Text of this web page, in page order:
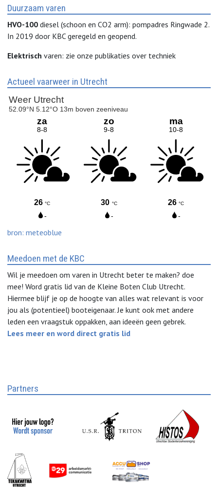
Duurzaam varen
HVO-100 diesel (schoon en CO2 arm): pompadres Ringwade 2.
In 2019 door KBC geregeld en geopend.
Elektrisch varen: zie onze publikaties over techniek
Actueel vaarweer in Utrecht
bron: meteoblue
Meedoen met de KBC
Wil je meedoen om varen in Utrecht beter te maken? doe
mee! Word gratis lid van de Kleine Boten Club Utrecht.
Hiermee blijf je op de hoogte van alles wat relevant is voor
jou als (potentieel) booteigenaar. Je kunt ook met andere
leden een vraagstuk oppakken, aan ideeën geen gebrek.
Lees meer en word direct gratis lid
Partners